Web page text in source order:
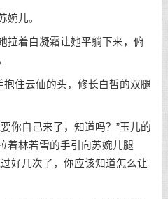
儿。
着白凝霜让她平躺下来，俯
住云仙的头，修长白皙的双腿
自己来了，知道吗？”玉儿的
着林若雪的手引向苏婉儿腿
好几次了，你应该知道怎么让